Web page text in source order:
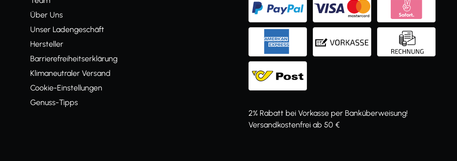
Über Uns
Unser Ladengeschäft
Hersteller
Barrierefreiheitserklärung
Klimaneutraler Versand
Cookie-Einstellungen
Genuss-Tipps
2% Rabatt bei Vorkasse per Banküberweisung!
Versandkostenfrei ab 50 €